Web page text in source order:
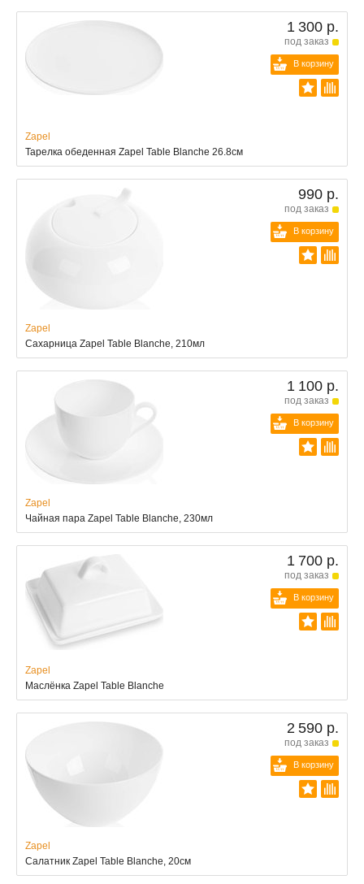
1 300 р.
под заказ
В корзину
Zapel
Тарелка обеденная Zapel Table Blanche 26.8см
990 р.
под заказ
В корзину
Zapel
Сахарница Zapel Table Blanche, 210мл
1 100 р.
под заказ
В корзину
Zapel
Чайная пара Zapel Table Blanche, 230мл
1 700 р.
под заказ
В корзину
Zapel
Маслёнка Zapel Table Blanche
2 590 р.
под заказ
В корзину
Zapel
Салатник Zapel Table Blanche, 20см